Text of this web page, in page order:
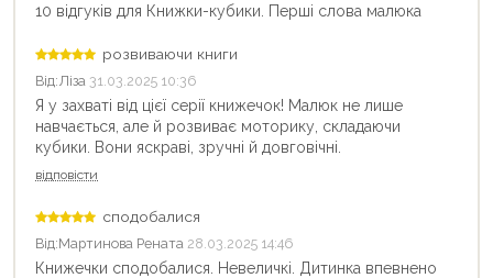
10 відгуків для Книжки-кубики. Перші слова малюка
розвиваючи книги
Від: Ліза 31.03.2025 10:36
Я у захваті від цієї серії книжечок! Малюк не лише
навчається, але й розвиває моторику, складаючи
кубики. Вони яскраві, зручні й довговічні.
відповісти
сподобалися
Від:Мартинова Рената 28.03.2025 14:46
Книжечки сподобалися. Невеличкі. Дитинка впевнено